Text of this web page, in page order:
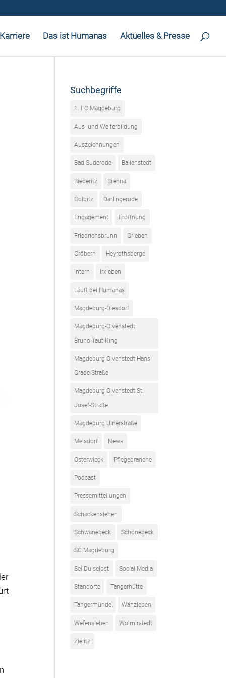
Das ist Humanas Aktuelles & Presse
Suchbegriffe
1. FC Magdeburg
Aus- und Weiterbildung
Auszeichnungen
Bad Suderode Ballenstedt
Biederitz Brehna
Colbitz Darlingerode
Engagement Eröffnung
Friedrichsbrunn Grieben
Gröbern Heyrothsberge
intern Irxleben
Läuft bei Humanas
Magdeburg-Diesdorf
Magdeburg-Olvenstedt
Bruno-Taut-Ring
Magdeburg-Olvenstedt Hans-
Grade-Straße
Magdeburg-Olvenstedt St.-
Josef-Straße
Magdeburg Ulnerstraße
Meisdorf News
Osterwieck Pflegebranche
Podcast
Pressemitteilungen
Schackensleben
Schwanebeck Schönebeck
SC Magdeburg
Sei Du selbst Social Media
Standorte Tangerhütte
Tangermünde Wanzleben
Wefensleben Wolmirstedt
Zielitz